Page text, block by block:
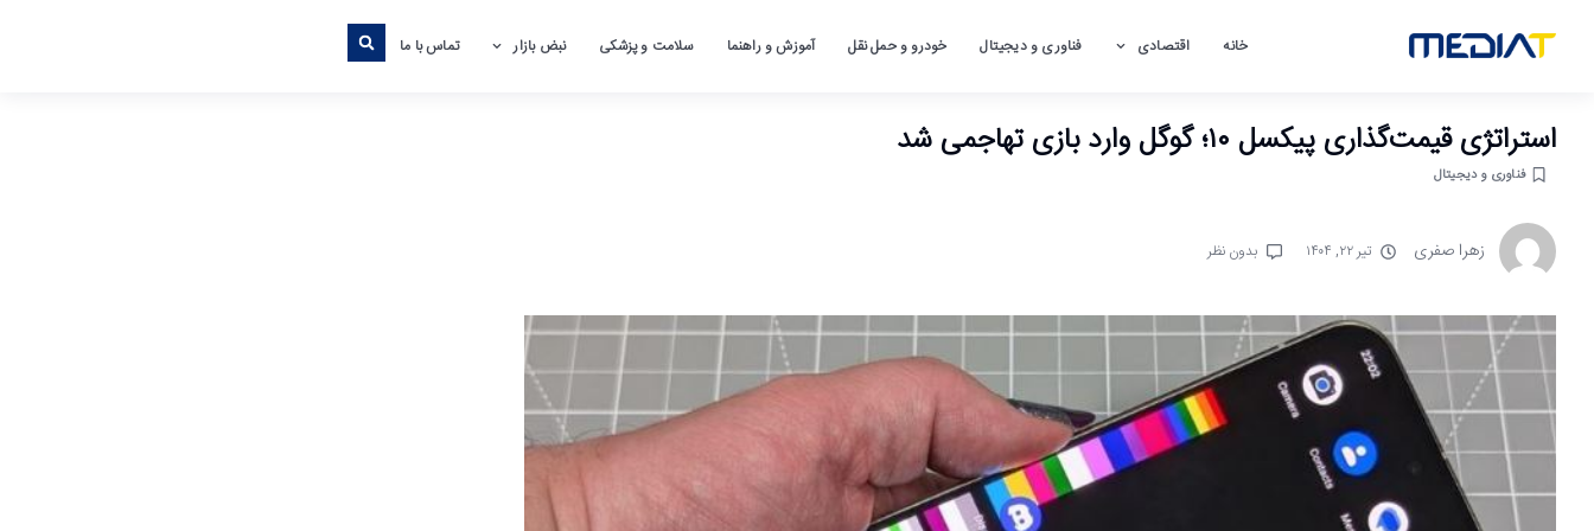
خانه اقتصادی فناوری و دیجیتال خودرو و حمل نقل آموزش و راهنما سلامت و پزشکی نبض بازار تماس با ما
استراتژی قیمت‌گذاری پیکسل ۱۰؛ گوگل وارد بازی تهاجمی شد
فناوری و دیجیتال
زهرا صفری تیر ۲۲, ۱۴۰۴ بدون نظر